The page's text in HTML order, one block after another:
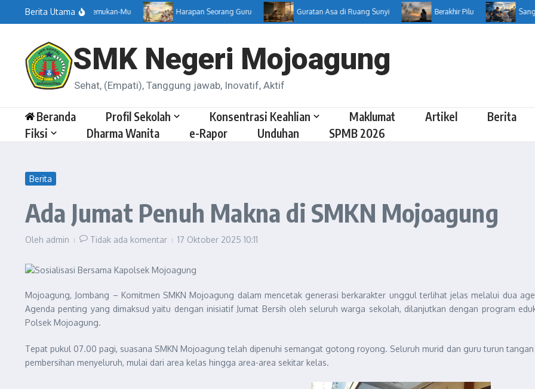
Berita UtamaMenemukan-Mu Harapan Seorang Guru Guratan Asa di Ruang Sunyi Berakhir Pilu Sang
SMK Negeri Mojoagung
Sehat, (Empati), Tanggung jawab, Inovatif, Aktif
Beranda Profil Sekolah Konsentrasi Keahlian Maklumat Artikel
Berita
Fiksi
Dharma Wanita e-Rapor Unduhan SPMB 2026
Berita
Ada Jumat Penuh Makna di SMKN Mojoagung
Oleh admin Tidak ada komentar 17 Oktober 2025 10:11
Mojoagung, Jombang – Komitmen SMKN Mojoagung dalam mencetak generasi berkarakter unggul terlihat jelas melalui dua
Agenda penting yang dimaksud yaitu dengan inisiatif Jumat Bersih oleh seluruh warga sekolah, dilanjutkan dengan program
Polsek Mojoagung.
Tepat pukul 07.00 pagi, suasana SMKN Mojoagung telah dipenuhi semangat gotong royong. Seluruh murid dan guru turun
pembersihan menyeluruh, mulai dari area kelas hingga area-area sekitar kelas.